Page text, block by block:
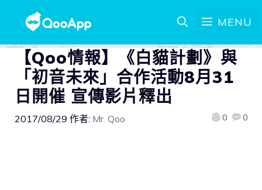
MENU
【Qoo情報】《白貓計劃》與
「初音未來」合作活動8月31
日開催 宣傳影片釋出
2017/08/29 作者: Mr. Qoo 0 0